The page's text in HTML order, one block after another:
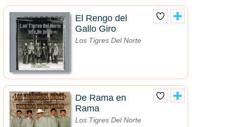
El Rengo del
Gallo Giro
Los Tigres Del Norte
De Rama en
Rama
Los Tigres Del Norte